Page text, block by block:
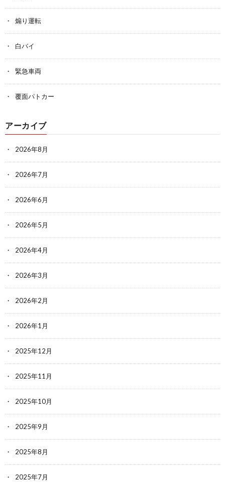
煽り運転
白バイ
緊急車両
覆面パトカー
アーカイブ
2026年8月
2026年7月
2026年6月
2026年5月
2026年4月
2026年3月
2026年2月
2026年1月
2025年12月
2025年11月
2025年10月
2025年9月
2025年8月
2025年7月